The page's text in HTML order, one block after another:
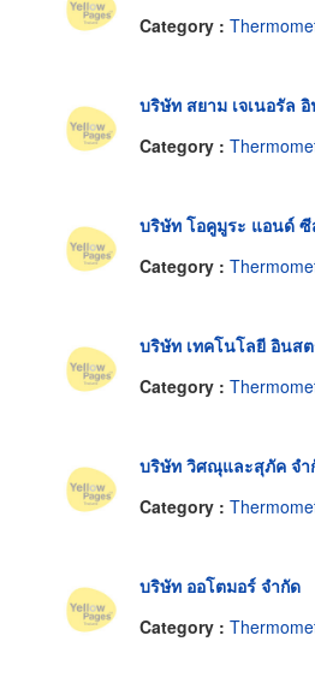
Category :
บริษัท สยาม เจเนอรัล
Category :
บริษัท โอคูมูระ แอนด์ ซี
Category :
บริษัท เทคโนโลยี อินส
Category :
บริษัท วิศณุและสุภัค จำ
Category :
บริษัท ออโตมอร์ จำกัด
Category :